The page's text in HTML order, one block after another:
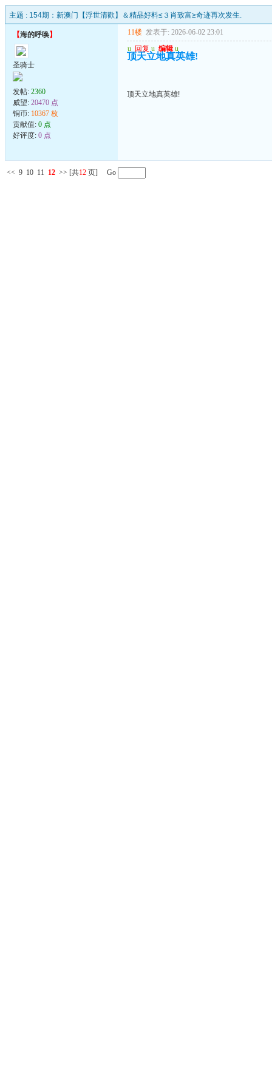
主题 : 154期：新澳门【浮世清歡】＆精品好料≤３肖致富≥奇迹再次发生.
【海的呼唤】
圣骑士
发帖: 2360
威望: 20470 点
铜币: 10367 枚
贡献值: 0 点
好评度: 0 点
11楼 发表于: 2026-06-02 23:01
u 回复 u 编辑 u
顶天立地真英雄!
顶天立地真英雄!
<< 9 10 11 12 >> [共12 页] Go